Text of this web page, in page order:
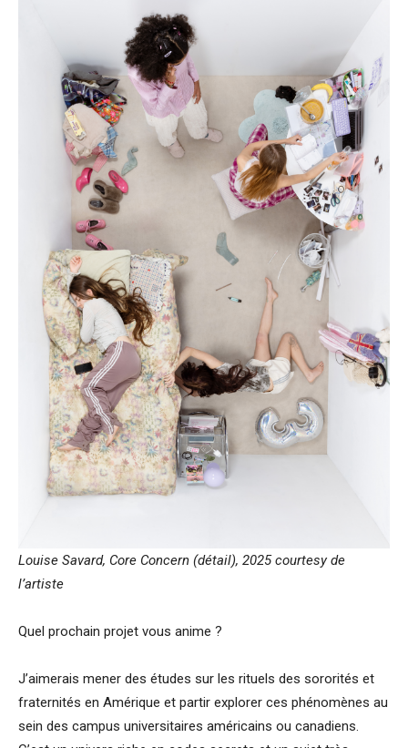
Louise Savard, Core Concern (détail), 2025 courtesy de
l’artiste
Quel prochain projet vous anime ?
J’aimerais mener des études sur les rituels des sororités et
fraternités en Amérique et partir explorer ces phénomènes au
sein des campus universitaires américains ou canadiens.